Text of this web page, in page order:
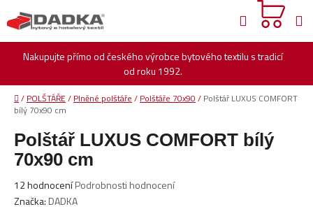
na
obsah
Nakupujte přímo od českého výrobce bytového textilu s tradicí
od roku 1992.
Hledat
Domů
/ POLŠTÁŘE / Plněné polštáře / Polštáře 70x90 / Polštář LUXUS COMFORT
bílý 70x90 cm
Polštář LUXUS COMFORT bílý
70x90 cm
Průměrné
hodnocení
12 hodnoceníPodrobnosti hodnocení
Značka: DADKA